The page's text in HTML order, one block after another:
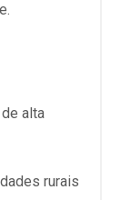
alta
rurais